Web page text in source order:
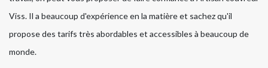
Viss. Il a beaucoup d'expérience en la matière et sachez qu'il
propose des tarifs très abordables et accessibles à beaucoup de
monde.